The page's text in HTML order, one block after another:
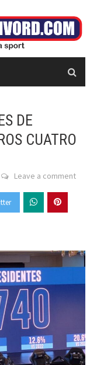
DE
CUATRO
Leave a comment